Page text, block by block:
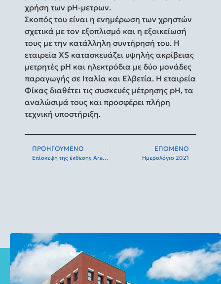
χρήση των pH-μετρων.
Σκοπός του είναι η ενημέρωση των χρηστών
σχετικά με τον εξοπλισμό και η εξοικείωσή
τους με την κατάλληλη συντήρησή του. Η
εταιρεία XS κατασκευάζει υψηλής ακρίβειας
μετρητές pH και ηλεκτρόδια με δύο μονάδες
παραγωγής σε Ιταλία και Ελβετία. Η εταιρεία
Φίκας διαθέτει τις συσκευές μέτρησης pH, τα
αναλώσιμά τους και προσφέρει πλήρη
τεχνική υποστήριξη.
ΠΡΟΗΓΟΎΜΕΝΟ
Eπίσκεψη της έκθεσης Arablab
ΕΠΌΜΕΝΟ
Ημερολόγιο 2021